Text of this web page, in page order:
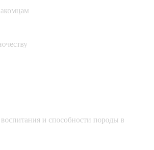
и способности породы в